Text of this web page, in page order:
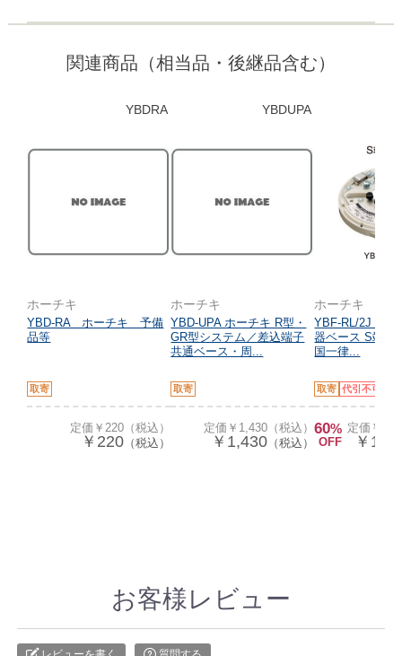
関連商品（相当品・後継品含む）
YBDRA
ホーチキ
YBD-RA ホーチキ 予備
品等
取寄
定価￥220（税込）
￥220 （税込）
YBDUPA
ホーチキ
YBD-UPA ホーチキ R型・
GR型システム／差込端子
共通ベース・周...
取寄
定価￥1,430（税込）
￥1,430 （税込）
ホーチキ
YBF-RL/2J ホー
器ベース S端子
国一律...
取寄 代引不可
60%
OFF
定価￥
￥
お客様レビュー